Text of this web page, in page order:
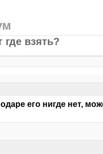
взять?
его нигде нет,